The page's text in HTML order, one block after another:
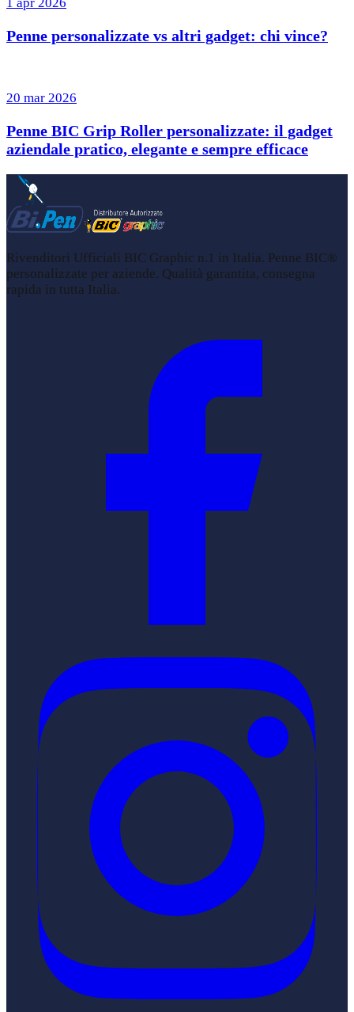
1 apr 2026
Penne personalizzate vs altri gadget: chi vince?
20 mar 2026
Penne BIC Grip Roller personalizzate: il gadget
aziendale pratico, elegante e sempre efficace
Rivenditori Ufficiali BIC Graphic n.1 in Italia. Penne BIC®
personalizzate per aziende. Qualità garantita, consegna
rapida in tutta Italia.